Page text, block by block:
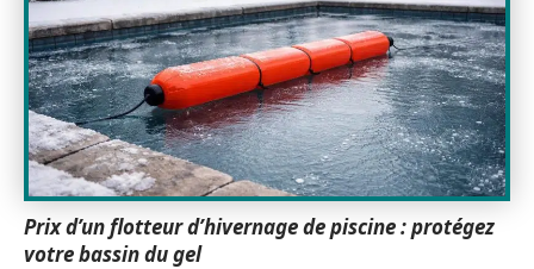
Prix d’un flotteur d’hivernage de piscine : protégez
votre bassin du gel